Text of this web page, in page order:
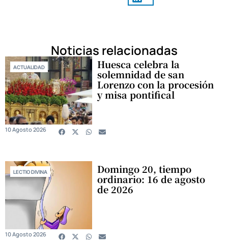
Noticias relacionadas
ACTUALIDAD Huesca celebra la
solemnidad de san
Lorenzo con la procesión
y misa pontifical
10 Agosto 2026
LECTIO DIVINA Domingo 20, tiempo
ordinario: 16 de agosto
de 2026
10 Agosto 2026